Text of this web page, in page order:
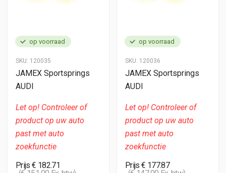
op voorraad
SKU: 120035
JAMEX Sportsprings
AUDI
Let op! Controleer of
product op uw auto
past met auto
zoekfunctie
Prijs € 182.71
op voorraad
SKU: 120036
JAMEX Sportsprings
AUDI
Let op! Controleer of
product op uw auto
past met auto
zoekfunctie
Prijs € 177.87